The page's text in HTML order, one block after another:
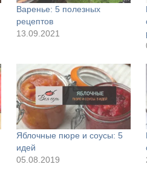
Варенье: 5 полезных
рецептов
13.09.2021
Яблочные пюре и соусы: 5
идей
05.08.2019